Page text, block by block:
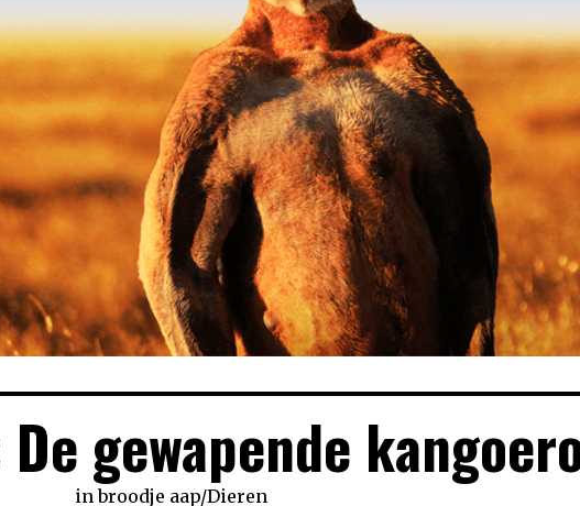
gewapende
in broodje aap/Dieren